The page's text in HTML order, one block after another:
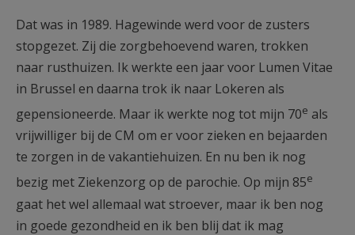
Dat was in 1989. Hagewinde werd voor de zusters
stopgezet. Zij die zorgbehoevend waren, trokken
naar rusthuizen. Ik werkte een jaar voor Lumen Vitae
in Brussel en daarna trok ik naar Lokeren als
gepensioneerde. Maar ik werkte nog tot mijn 70e als
vrijwilliger bij de CM om er voor zieken en bejaarden
te zorgen in de vakantiehuizen. En nu ben ik nog
bezig met Ziekenzorg op de parochie. Op mijn 85e
gaat het wel allemaal wat stroever, maar ik ben nog
in goede gezondheid en ik ben blij dat ik mag